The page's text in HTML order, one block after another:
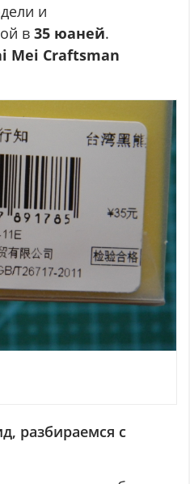
и
в35 юаней.
Mei Craftsman
разбираемся с